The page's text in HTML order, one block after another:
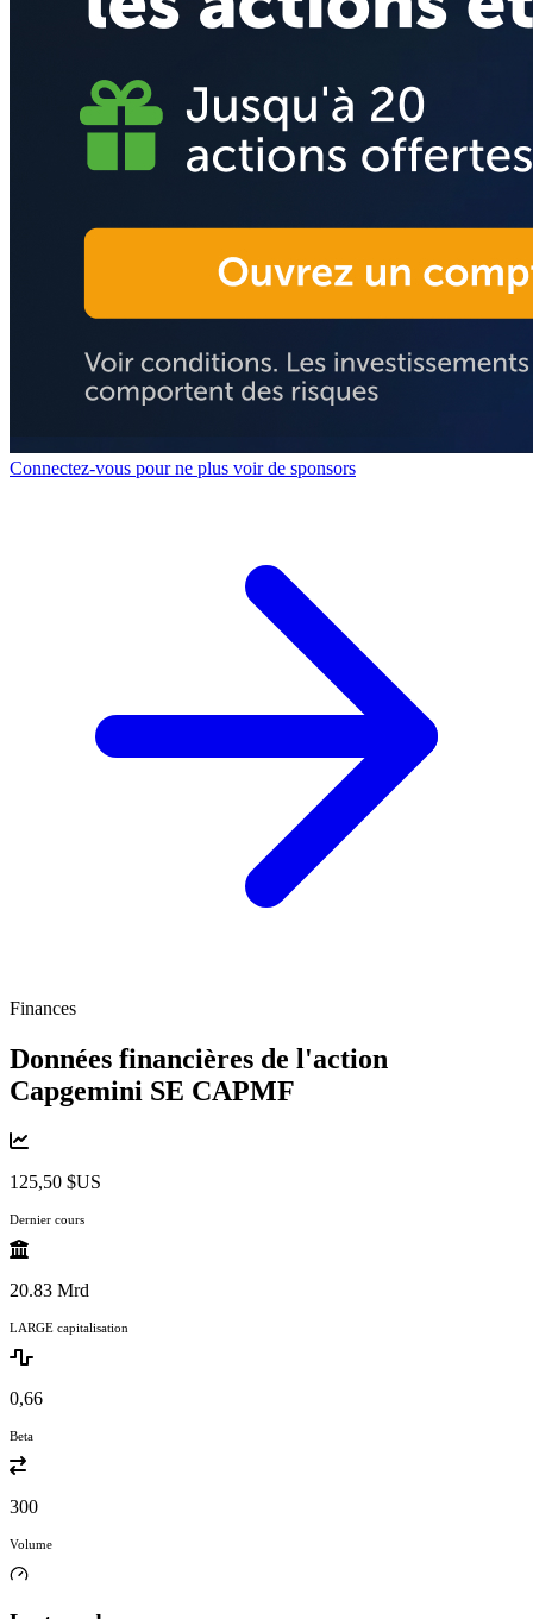
Connectez-vous pour ne plus voir de sponsors
Finances
Données financières de l'action
Capgemini SE CAPMF
125,50 $US
Dernier cours
20.83 Mrd
LARGE capitalisation
0,66
Beta
300
Volume